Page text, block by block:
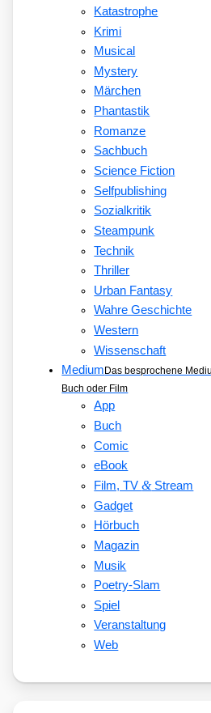
Katastrophe
Krimi
Musical
Mystery
Märchen
Phantastik
Romanze
Sachbuch
Science Fiction
Selfpublishing
Sozialkritik
Steampunk
Technik
Thriller
Urban Fantasy
Wahre Geschichte
Western
Wissenschaft
Medium Das besprochene
Buch oder Film
App
Buch
Comic
eBook
Film, TV&Stream
Gadget
Hörbuch
Magazin
Musik
Poetry-Slam
Spiel
Veranstaltung
Web